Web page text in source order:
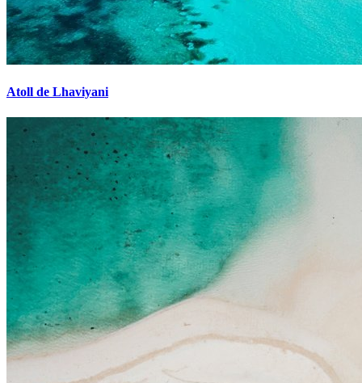
Atoll de Lhaviyani